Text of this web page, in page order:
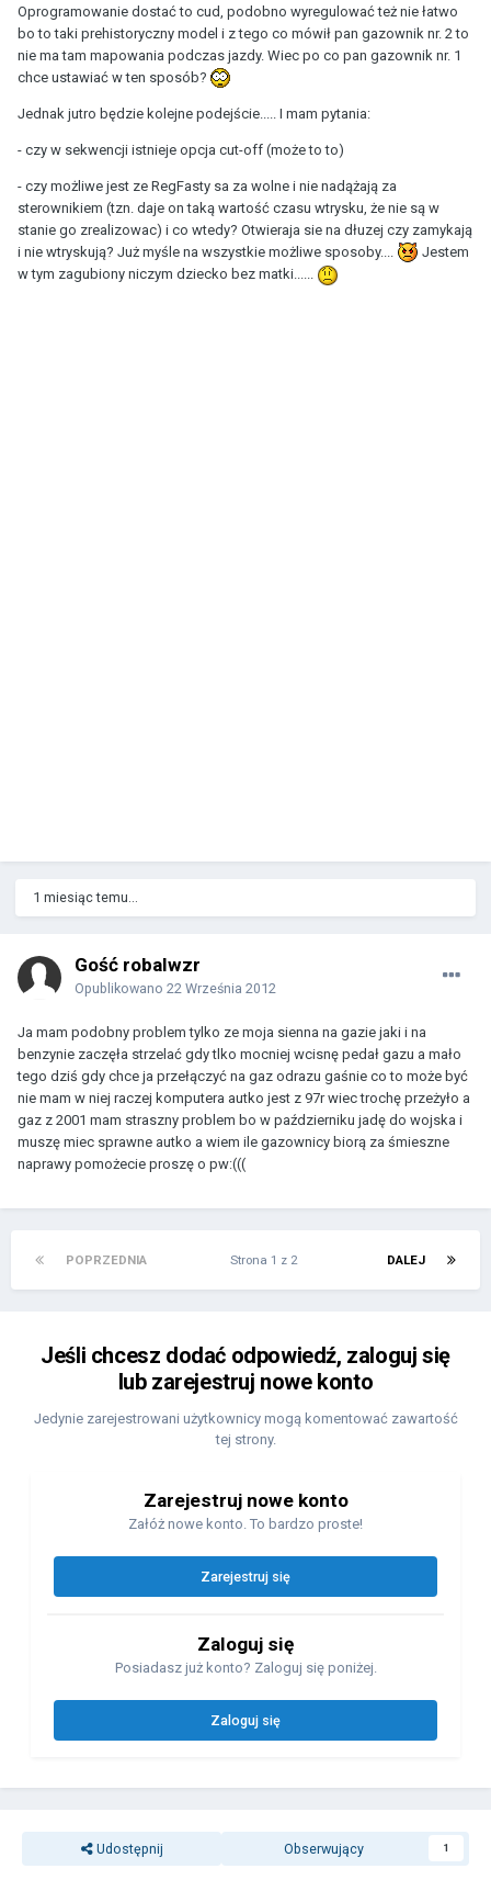
Oprogramowanie dostać to cud, podobno wyregulować też nie łatwo
bo to taki prehistoryczny model i z tego co mówił pan gazownik nr. 2 to
nie ma tam mapowania podczas jazdy. Wiec po co pan gazownik nr. 1
chce ustawiać w ten sposób?
Jednak jutro będzie kolejne podejście..... I mam pytania:
- czy w sekwencji istnieje opcja cut-off (może to to)
- czy możliwe jest ze RegFasty sa za wolne i nie nadążają za
sterownikiem (tzn. daje on taką wartość czasu wtrysku, że nie są w
stanie go zrealizowac) i co wtedy? Otwieraja sie na dłuzej czy zamykają
i nie wtryskują? Już myśle na wszystkie możliwe sposoby....
Jestem
w tym zagubiony niczym dziecko bez matki......
1 miesiąc temu...
Gość robalwzr
Opublikowano 22 Września 2012
Ja mam podobny problem tylko ze moja sienna na gazie jaki i na
benzynie zaczęła strzelać gdy tlko mocniej wcisnę pedał gazu a mało
tego dziś gdy chce ja przełączyć na gaz odrazu gaśnie co to może być
nie mam w niej raczej komputera autko jest z 97r wiec trochę przeżyło a
gaz z 2001 mam straszny problem bo w październiku jadę do wojska i
muszę miec sprawne autko a wiem ile gazownicy biorą za śmieszne
naprawy pomożecie proszę o pw:(((
POPRZEDNIA DALEJ
Strona 1 z 2
Jeśli chcesz dodać odpowiedź, zaloguj się
lub zarejestruj nowe konto
Jedynie zarejestrowani użytkownicy mogą komentować zawartość
tej strony.
Zarejestruj nowe konto
Załóż nowe konto. To bardzo proste!
Zarejestruj się
Zaloguj się
Posiadasz już konto? Zaloguj się poniżej.
Zaloguj się
Udostępnij Obserwujący 1